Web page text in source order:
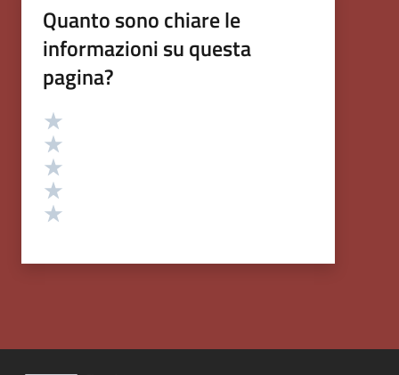
Quanto sono chiare le
informazioni su questa
pagina?
Valutazione